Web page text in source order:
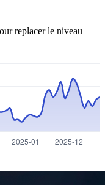
replacer le niveau